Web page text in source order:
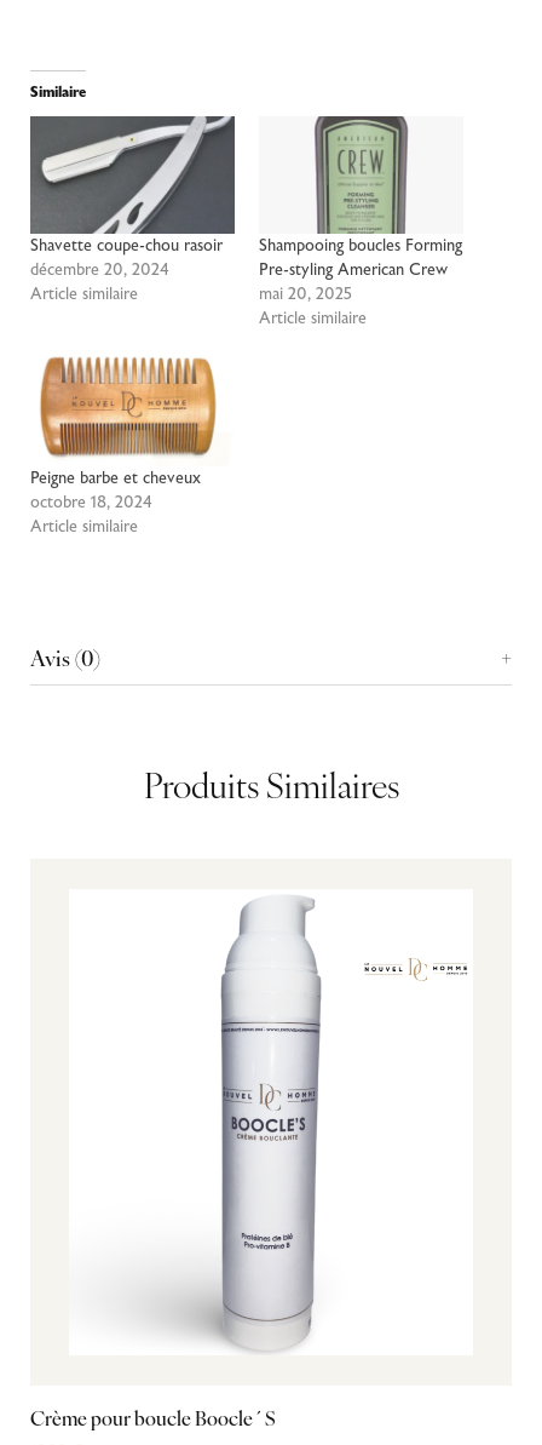
Similaire
Shavette coupe-chou rasoir
décembre 20, 2024
Article similaire
Shampooing boucles Forming
Pre-styling American Crew
mai 20, 2025
Article similaire
Peigne barbe et cheveux
octobre 18, 2024
Article similaire
Avis (0)
Produits Similaires
Crème pour boucle Boocle´S